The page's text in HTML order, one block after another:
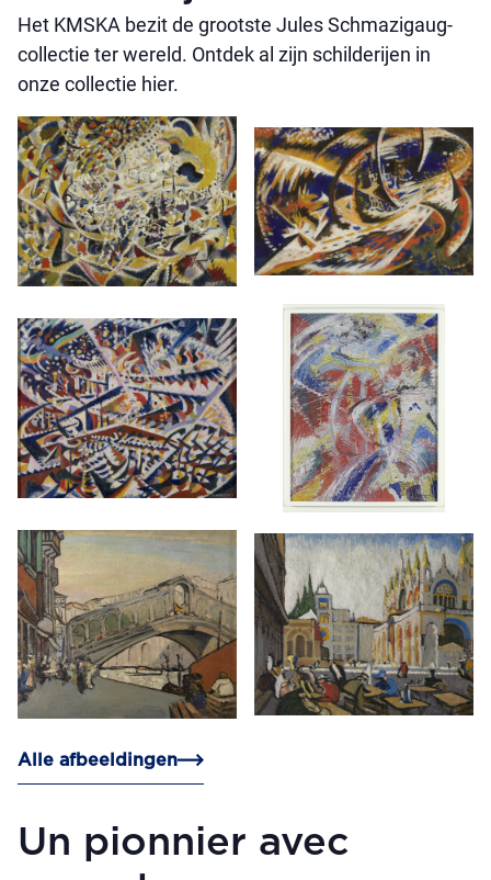
Het KMSKA bezit de grootste Jules Schmazigaug-
collectie ter wereld. Ontdek al zijn schilderijen in
onze collectie hier.
Alle afbeeldingen
Un pionnier avec